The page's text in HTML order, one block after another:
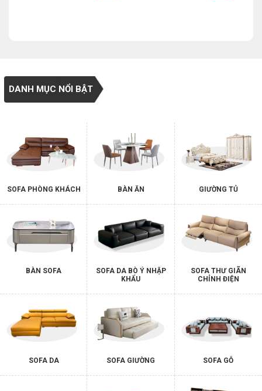
DANH MỤC NỔI BẬT
SOFA PHÒNG KHÁCH BÀN ĂN GIƯỜNG TỦ
BÀN SOFA
SOFA DA BÒ Ý NHẬP
KHẨU
SOFA THƯ GIÃN
CHỈNH ĐIỆN
SOFA DA SOFA GIƯỜNG SOFA GỖ